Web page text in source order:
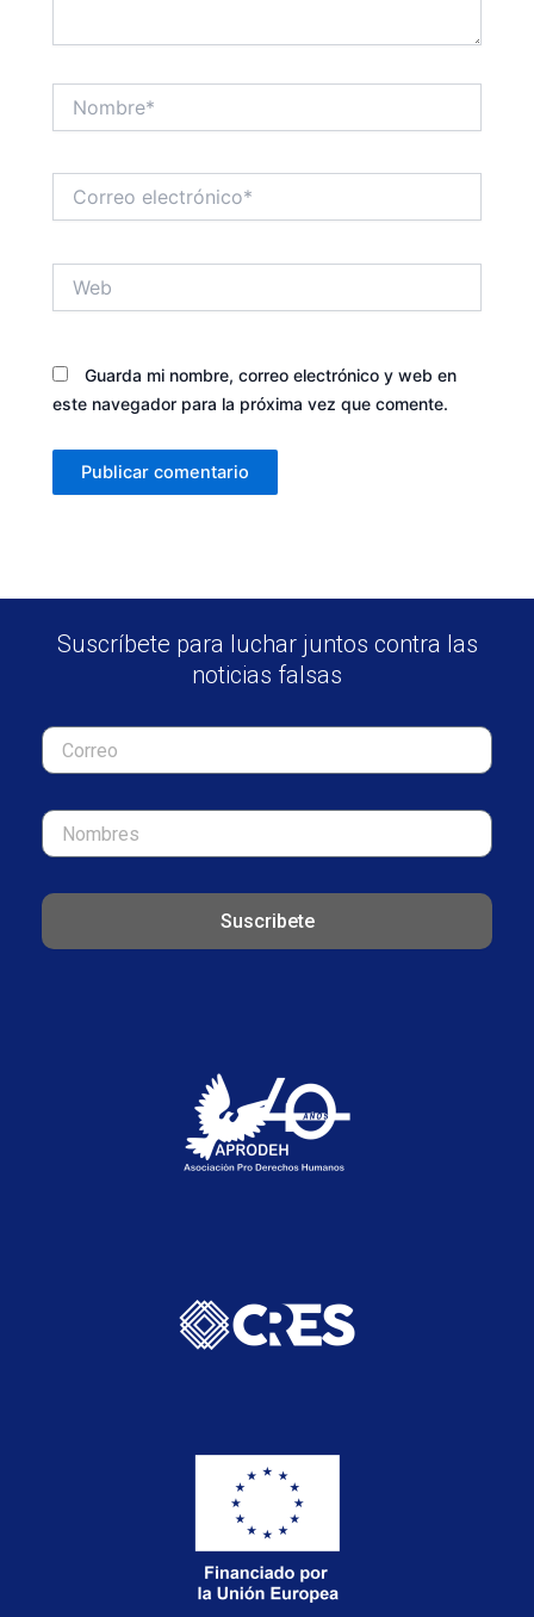
electrónico*
Guarda mi nombre, correo electrónico y web en
este navegador para la próxima vez que comente.
Suscríbete para luchar juntos contra las
noticias falsas
Suscribete